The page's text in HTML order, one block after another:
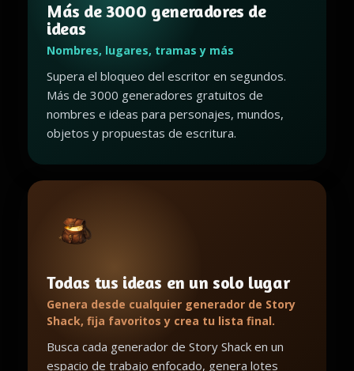
Más de 3000 generadores de
ideas
Nombres, lugares, tramas y más
Supera el bloqueo del escritor en segundos.
Más de 3000 generadores gratuitos de
nombres e ideas para personajes, mundos,
objetos y propuestas de escritura.
Todas tus ideas en un solo lugar
Genera desde cualquier generador de Story
Shack, fija favoritos y crea tu lista final.
Busca cada generador de Story Shack en un
espacio de trabajo enfocado, genera lotes